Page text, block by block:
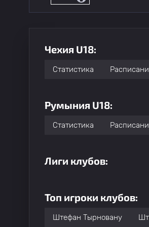
Чехия U18:
Статистика
Румыния U18:
Статистика
Лиги клубов:
Топ игроки клубов:
Штефан Тырновану